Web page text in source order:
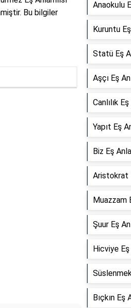
Bu bilgiler
Anaokulu
Kuruntu
Statü Eş
Aşçı Eş
Canlılık
Yapıt Eş
Biz Eş
Aristokrat
Muazzam
Şuur Eş
Hicviye Eş
Bıçkın Eş